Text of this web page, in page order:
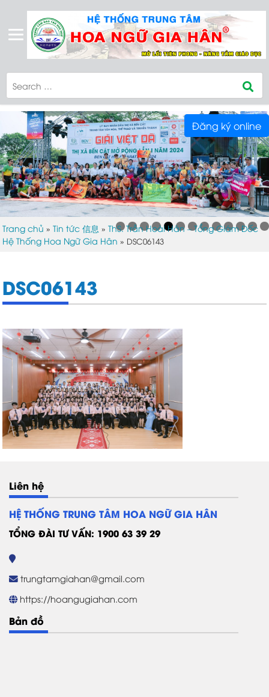
Trang chủ »Tin tức 信息 »ThS. Trần Hoài Hân – Tổng Giám Đốc
Hệ Thống Hoa Ngữ Gia Hân » DSC06143
DSC06143
Liên hệ
HỆ THỐNG TRUNG TÂM HOA NGỮ GIA HÂN
TỔNG ĐÀI TƯ VẤN: 1900 63 39 29
trungtamgiahan@gmail.com
https://hoangugiahan.com
Bản đồ
Đăng ký online